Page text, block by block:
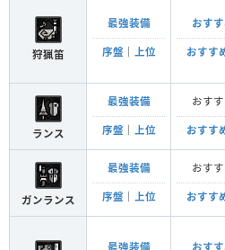
狩猟笛
最強装備
序盤 上位
おす
おすす
ランス
最強装備
序盤 上位
おす
おすす
ガンランス
最強装備
序盤 上位
おす
おすす
最強装備 おす